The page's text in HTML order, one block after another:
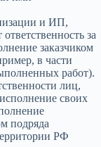
и ИП,
за
заказчиком
в части
работ).
лиц,
своих
подряда
РФ